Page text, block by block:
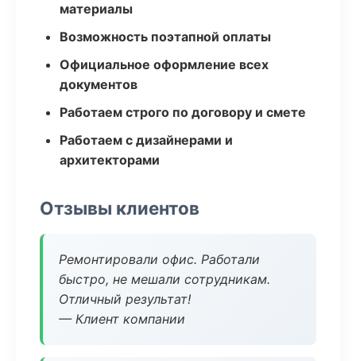
материалы
Возможность поэтапной оплаты
Официальное оформление всех
документов
Работаем строго по договору и смете
Работаем с дизайнерами и
архитекторами
Отзывы клиентов
Ремонтировали офис. Работали
быстро, не мешали сотрудникам.
Отличный результат!
— Клиент компании